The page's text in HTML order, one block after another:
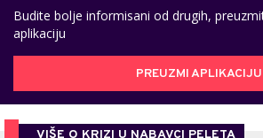
Budite bolje informisani od drugih,
aplikaciju
PREUZMI APLIKACIJU
VIŠE O KRIZI U NABAVCI PELETA